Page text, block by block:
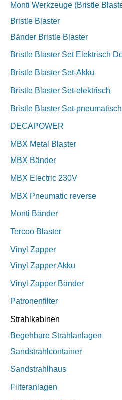
Monti Werkzeuge (Bristle
Bristle Blaster
Bänder Bristle Blaster
Bristle Blaster Set Elektrisch
Bristle Blaster Set-Akku
Bristle Blaster Set-elektrisch
Bristle Blaster Set-pneumatisch
DECAPOWER
MBX Metal Blaster
MBX Bänder
MBX Electric 230V
MBX Pneumatic reverse
Monti Bänder
Tercoo Blaster
Vinyl Zapper
Vinyl Zapper Akku
Vinyl Zapper Bänder
Patronenfilter
Strahlkabinen
Begehbare Strahlanlagen
Sandstrahlcontainer
Sandstrahlhaus
Filteranlagen